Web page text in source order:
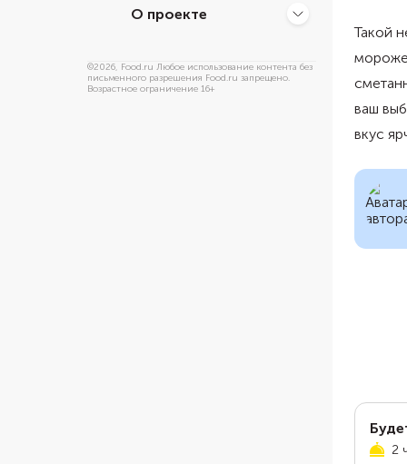
О проекте
©2026, Food.ru Любое использование контента без
письменного разрешения Food.ru запрещено.
Возрастное ограничение 16+
Такой
ваш
вкус
2